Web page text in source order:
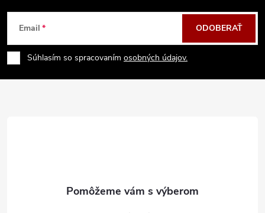
Z
á
p
Email
Súhlasím so spracovaním osobných údajov.
ODOBERAŤ